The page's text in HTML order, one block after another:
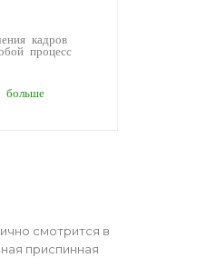
кадров
процесс
больше
смотрится в
приспинная